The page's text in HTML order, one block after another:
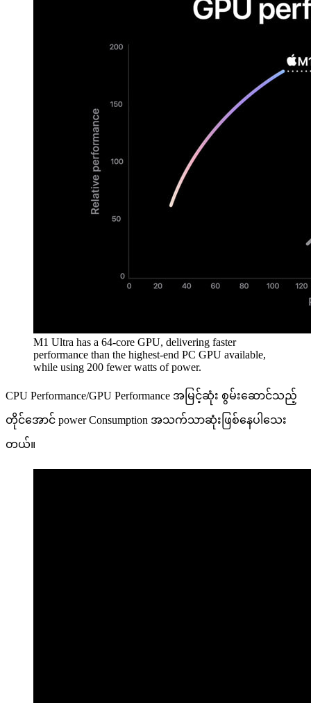
M1 Ultra has a 64-core GPU, delivering faster
performance than the highest-end PC GPU available,
while using 200 fewer watts of power.
CPU Performance/GPU Performance အမြင့်ဆုံး စွမ်းဆောင်သည့်
တိုင်အောင် power Consumption အသက်သာဆုံးဖြစ်နေပါသေး
တယ်။